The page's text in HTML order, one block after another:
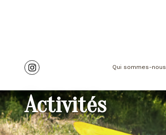
Qui sommes-nous
Activités